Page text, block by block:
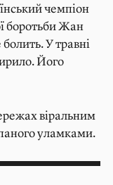
чемпіон
боротьби Жан
У травні
Його
віральним
уламками.